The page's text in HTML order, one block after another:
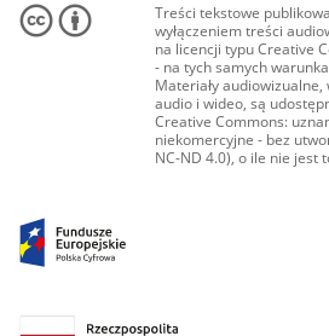
Treści tekstowe
wyłączeniem treści
na licencji typu Creative
- na tych samych
Materiały
audio i wideo, są
Creative Commons:
niekomercyjne - bez
NC-ND 4.0), o ile nie jest